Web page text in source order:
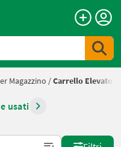
Magazzino /Carrello Elevatore
usati